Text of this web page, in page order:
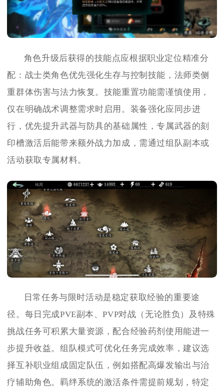
角色升级后获得的技能点应根据职业定位精准分
配：战士类角色优先强化生存与控制技能，法师类侧
重群体伤害与法力恢复。技能重置功能需谨慎使用，
仅在明确战术调整需求时启用。装备强化应同步进
行，优先提升武器与防具的基础属性，专属武器的刻
印槽激活后能带来额外战力加成，需通过组队副本或
活动获取专属材料。
日常任务与限时活动是稳定获取经验的重要途
径。每日完成PVE副本、PVP对战（无论胜负）及特殊
挑战任务可积累大量资源，配合经验药剂使用能进一
步提升收益。组队模式可优化任务完成效率，建议选
择互补职业组成固定队伍，例如搭配高爆发输出与治
疗辅助角色。羁绊系统的激活条件需提前规划，特定